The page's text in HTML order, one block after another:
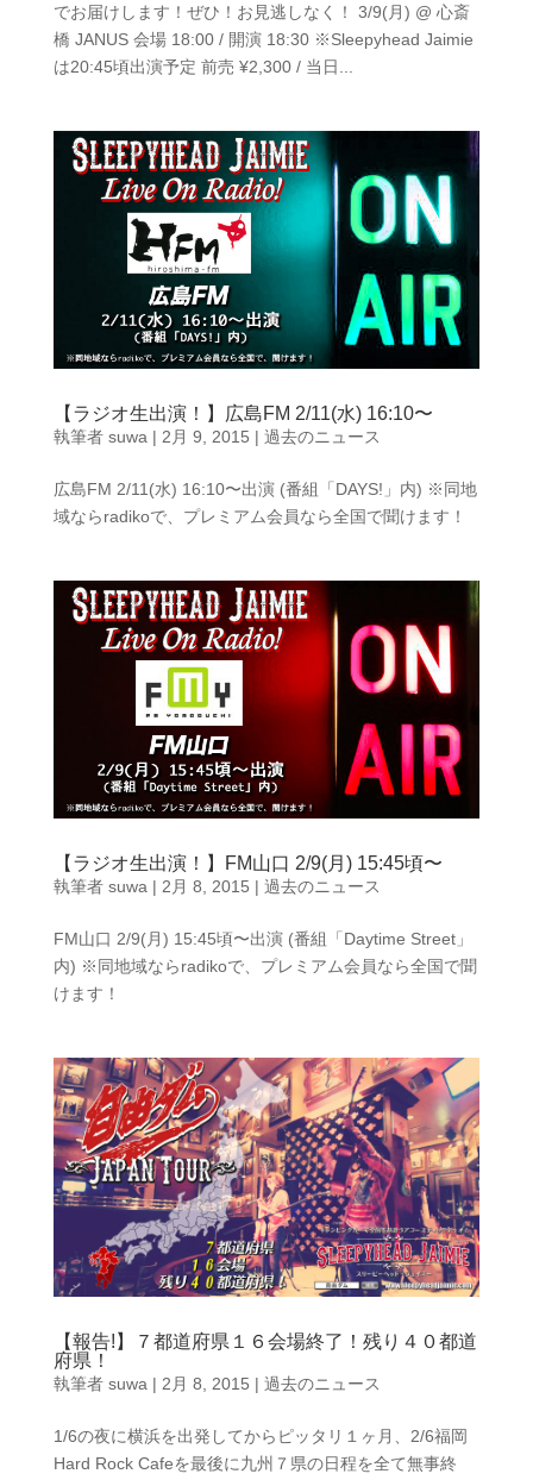
でお届けします！ぜひ！お見逃しなく！ 3/9(月) @ 心斎
橋 JANUS 会場 18:00 / 開演 18:30 ※Sleepyhead Jaimie
は20:45頃出演予定 前売 ¥2,300 / 当日...
【ラジオ生出演！】広島FM 2/11(水) 16:10〜
執筆者 suwa | 2月 9, 2015 | 過去のニュース
広島FM 2/11(水) 16:10〜出演 (番組「DAYS!」内) ※同地
域ならradikoで、プレミアム会員なら全国で聞けます！
【ラジオ生出演！】FM山口 2/9(月) 15:45頃〜
執筆者 suwa | 2月 8, 2015 | 過去のニュース
FM山口 2/9(月) 15:45頃〜出演 (番組「Daytime Street」
内) ※同地域ならradikoで、プレミアム会員なら全国で聞
けます！
【報告!】７都道府県１６会場終了！残り４０都道
府県！
執筆者 suwa| 2月 8, 2015 | 過去のニュース
1/6の夜に横浜を出発してからピッタリ１ヶ月、2/6福岡
Hard Rock Cafeを最後に九州７県の日程を全て無事終